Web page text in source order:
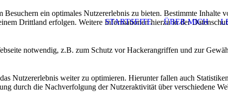
STARTSEITE ÜBER MICH
Besuchern ein optimales Nutzererlebnis zu bieten. Bestimmte
Drittland erfolgen. Weitere Informationen hierzu in der
notwendig, z.B. zum Schutz vor Hackerangriffen und zur
Nutzererlebnis weiter zu optimieren. Hierunter fallen auch
durch die Nachverfolgung der Nutzeraktivität über verschiedene